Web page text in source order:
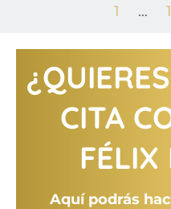
1 …
CITA
FÉLIX
Aquí podrás